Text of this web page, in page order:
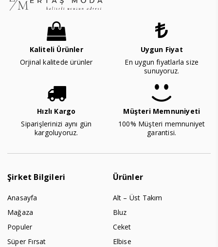
Kaliteli Ürünler
Orjinal kalitede ürünler
Uygun Fiyat
En uygun fiyatlarla size
sunuyoruz.
Hızlı Kargo
Siparişlerinizi aynı gün
kargoluyoruz.
Müşteri Memnuniyeti
100% Müşteri memnuniyet
garantisi.
Şirket Bilgileri
Anasayfa
Mağaza
Populer
Süper Fırsat
Ürünler
Alt – Üst Takım
Bluz
Ceket
Elbise